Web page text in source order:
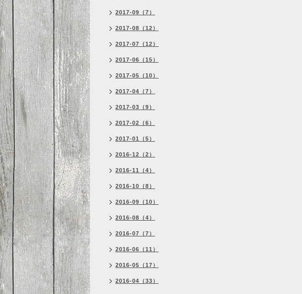
2017-09（7）
2017-08（12）
2017-07（12）
2017-06（15）
2017-05（10）
2017-04（7）
2017-03（9）
2017-02（6）
2017-01（5）
2016-12（2）
2016-11（4）
2016-10（8）
2016-09（10）
2016-08（4）
2016-07（7）
2016-06（11）
2016-05（17）
2016-04（33）